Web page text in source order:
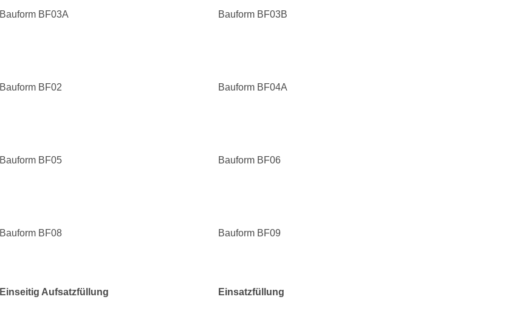
Bauform BF03A Bauform BF03B
Bauform BF02 Bauform BF04A
Bauform BF05 Bauform BF06
Bauform BF08 Bauform BF09
Einseitig Aufsatzfüllung Einsatzfüllung